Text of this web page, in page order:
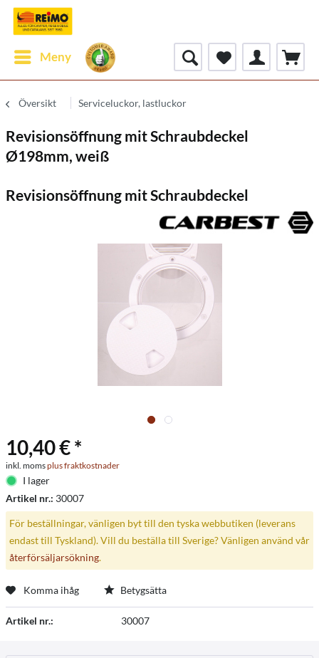
Meny
Översikt Serviceluckor, lastluckor
Revisionsöffnung mit Schraubdeckel
Ø198mm, weiß
Revisionsöffnung mit Schraubdeckel
10,40 € *
inkl. momsplus fraktkostnader
I lager
Artikel nr.: 30007
För beställningar, vänligen byt till den tyska webbutiken (leverans
endast till Tyskland). Vill du beställa till Sverige? Vänligen använd vår
återförsäljarsökning.
Komma ihåg Betygsätta
Artikel nr.: 30007